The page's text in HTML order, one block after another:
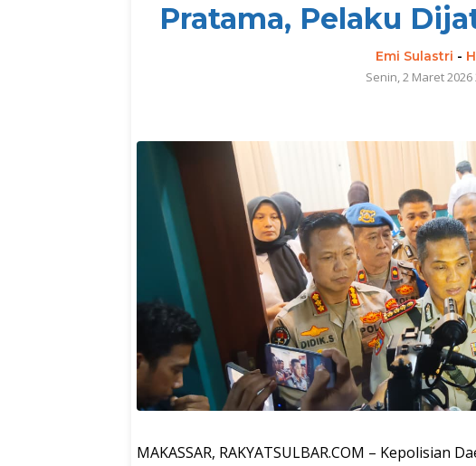
Pratama, Pelaku
Emi Sulastri -
Senin, 2 Maret 2026
MAKASSAR, RAKYATSULBAR.COM – Kepolisian